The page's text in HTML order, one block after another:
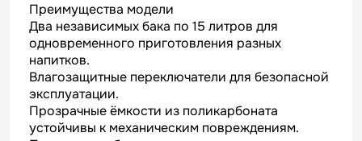
Преимущества модели
Два независимых бака по 15 литров для
одновременного приготовления разных
напитков.
Влагозащитные переключатели для безопасной
эксплуатации.
Прозрачные ёмкости из поликарбоната
устойчивы к механическим повреждениям.